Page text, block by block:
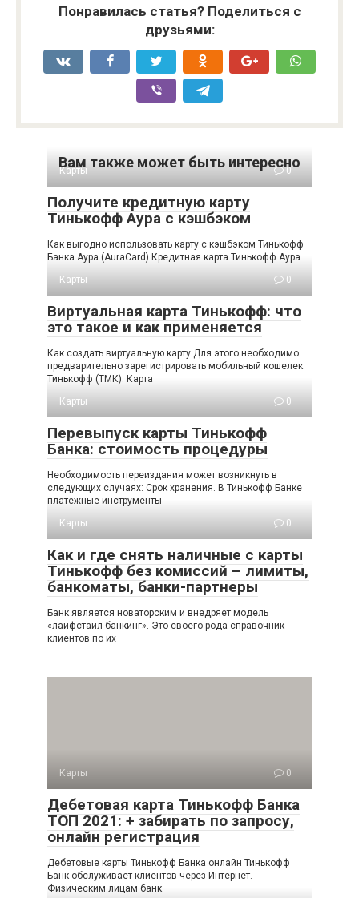
Понравилась статья? Поделиться с
друзьями:
Вам также может быть интересно
Карты 0
Получите кредитную карту
Тинькофф Аура с кэшбэком
Как выгодно использовать карту с кэшбэком Тинькофф
Банка Аура (AuraCard) Кредитная карта Тинькофф Аура
Карты
0
Виртуальная карта Тинькофф: что
это такое и как применяется
Как создать виртуальную карту Для этого необходимо
предварительно зарегистрировать мобильный кошелек
Тинькофф (ТМК). Карта
Карты
0
Перевыпуск карты Тинькофф
Банка: стоимость процедуры
Необходимость переиздания может возникнуть в
следующих случаях: Срок хранения. В Тинькофф Банке
платежные инструменты
Карты
0
Как и где снять наличные с карты
Тинькофф без комиссий – лимиты,
банкоматы, банки-партнеры
Банк является новаторским и внедряет модель
«лайфстайл-банкинг». Это своего рода справочник
клиентов по их
Карты 0
Дебетовая карта Тинькофф Банка
ТОП 2021: + забирать по запросу,
онлайн регистрация
Дебетовые карты Тинькофф Банка онлайн Тинькофф
Банк обслуживает клиентов через Интернет.
Физическим лицам банк